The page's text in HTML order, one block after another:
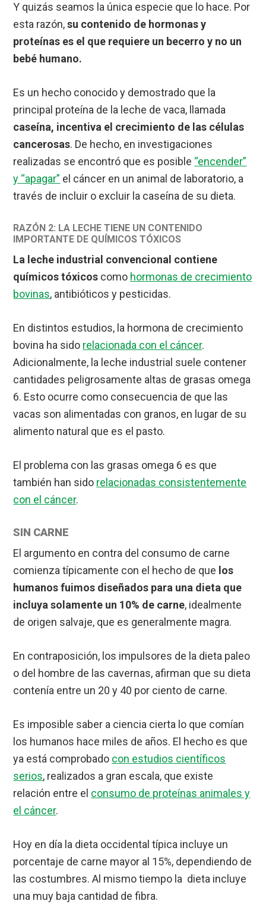
Y quizás seamos la única especie que lo hace. Por
esta razón,su contenido de hormonas y
proteínas es el que requiere un becerro y no un
bebé humano.
Es un hecho conocido y demostrado que la
principal proteína de la leche de vaca, llamada
caseína, incentiva el crecimiento de las células
cancerosas. De hecho, en investigaciones
realizadas se encontró que es posible “encender”
y “apagar” el cáncer en un animal de laboratorio, a
través de incluir o excluir la caseína de su dieta.
RAZÓN 2: LA LECHE TIENE UN CONTENIDO
IMPORTANTE DE QUÍMICOS TÓXICOS
La leche industrial convencional contiene
químicos tóxicos como hormonas de crecimiento
bovinas, antibióticos y pesticidas.
En distintos estudios, la hormona de crecimiento
bovina ha sido relacionada con el cáncer.
Adicionalmente, la leche industrial suele contener
cantidades peligrosamente altas de grasas omega
6. Esto ocurre como consecuencia de que las
vacas son alimentadas con granos, en lugar de su
alimento natural que es el pasto.
El problema con las grasas omega 6 es que
también han sido relacionadas consistentemente
con el cáncer.
SIN CARNE
El argumento en contra del consumo de carne
comienza típicamente con el hecho de que los
humanos fuimos diseñados para una dieta que
incluya solamente un 10% de carne, idealmente
de origen salvaje, que es generalmente magra.
En contraposición, los impulsores de la dieta paleo
o del hombre de las cavernas, afirman que su dieta
contenía entre un 20 y 40 por ciento de carne.
Es imposible saber a ciencia cierta lo que comían
los humanos hace miles de años. El hecho es que
ya está comprobado con estudios científicos
serios, realizados a gran escala, que existe
relación entre el consumo de proteínas animales y
el cáncer.
Hoy en día la dieta occidental típica incluye un
porcentaje de carne mayor al 15%, dependiendo de
las costumbres. Al mismo tiempo la dieta incluye
una muy baja cantidad de fibra.